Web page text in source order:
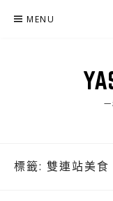
MENU
標籤: 雙連站美食